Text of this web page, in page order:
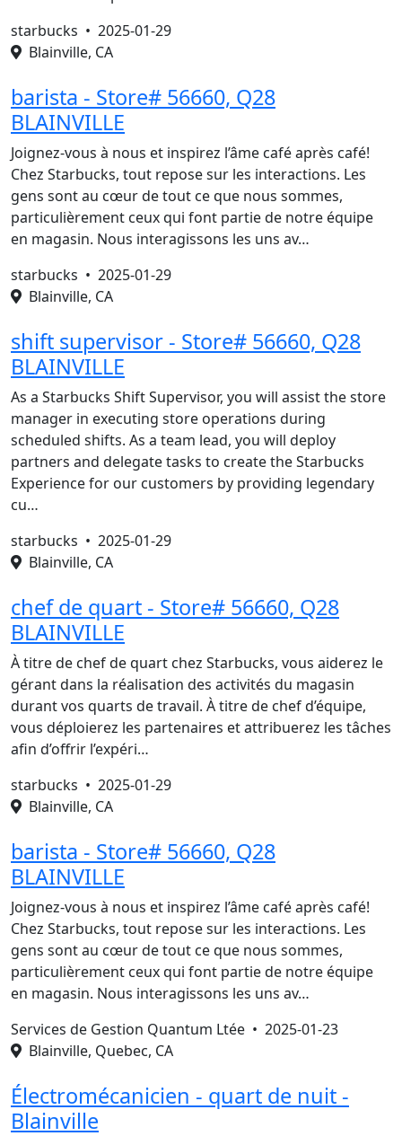
starbucks • 2025-01-29
Blainville, CA
barista - Store# 56660, Q28
BLAINVILLE
Joignez-vous à nous et inspirez l’âme café après café!
Chez Starbucks, tout repose sur les interactions. Les
gens sont au cœur de tout ce que nous sommes,
particulièrement ceux qui font partie de notre équipe
en magasin. Nous interagissons les uns av…
starbucks • 2025-01-29
Blainville, CA
shift supervisor - Store# 56660, Q28
BLAINVILLE
As a Starbucks Shift Supervisor, you will assist the store
manager in executing store operations during
scheduled shifts. As a team lead, you will deploy
partners and delegate tasks to create the Starbucks
Experience for our customers by providing legendary
cu…
starbucks • 2025-01-29
Blainville, CA
chef de quart - Store# 56660, Q28
BLAINVILLE
À titre de chef de quart chez Starbucks, vous aiderez le
gérant dans la réalisation des activités du magasin
durant vos quarts de travail. À titre de chef d’équipe,
vous déploierez les partenaires et attribuerez les tâches
afin d’offrir l’expéri…
starbucks • 2025-01-29
Blainville, CA
barista - Store# 56660, Q28
BLAINVILLE
Joignez-vous à nous et inspirez l’âme café après café!
Chez Starbucks, tout repose sur les interactions. Les
gens sont au cœur de tout ce que nous sommes,
particulièrement ceux qui font partie de notre équipe
en magasin. Nous interagissons les uns av…
Services de Gestion Quantum Ltée • 2025-01-23
Blainville, Quebec, CA
Électromécanicien - quart de nuit -
Blainville